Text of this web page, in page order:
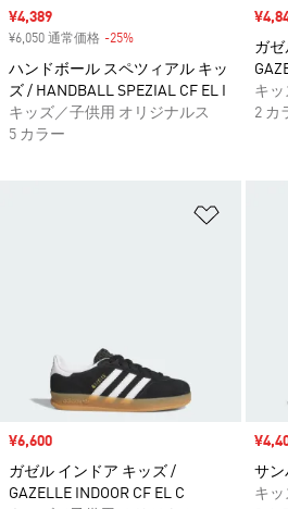
セール価格
¥4,389
¥6,050 通常価格 -25%
ハンドボール スペツィアル キッ
ズ / HANDBALL SPEZIAL CF EL I
キッズ／子供用 オリジナルス
5 カラー
セー
ガ
キッ
2 カ
セール価格
¥6,600
ガゼル インドア キッズ /
GAZELLE INDOOR CF EL C
セー
サン
キッ